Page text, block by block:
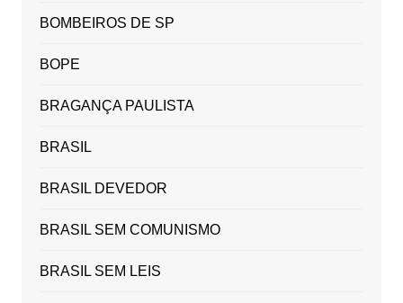
BOMBEIROS DE SP
BOPE
BRAGANÇA PAULISTA
BRASIL
BRASIL DEVEDOR
BRASIL SEM COMUNISMO
BRASIL SEM LEIS